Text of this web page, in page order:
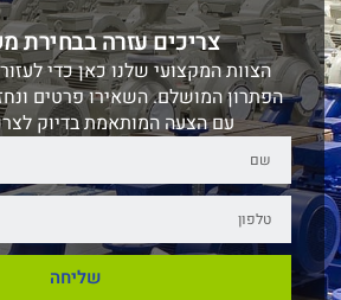
צריכים עזרה בבחירת
הצוות המקצועי שלנו כאן כדי
הפתרון המושלם. השאירו פרטים
עם הצעה המותאמת בדיוק
שליחה